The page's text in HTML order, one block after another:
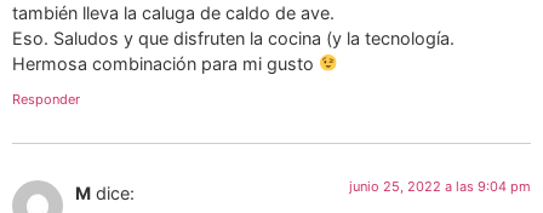
también lleva la caluga de caldo de ave.
Eso. Saludos y que disfruten la cocina (y la tecnología.
Hermosa combinación para mi gusto
Responder
M dice: junio 25, 2022 a las 9:04 pm